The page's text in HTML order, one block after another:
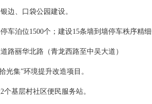
边、口袋公园建设。
车泊位1500个；建设15条墙到墙停车秩序精
路丽华北路（青龙西路至中吴大道）
光集”环境提升改造项目。
个基层村社区便民服务站。